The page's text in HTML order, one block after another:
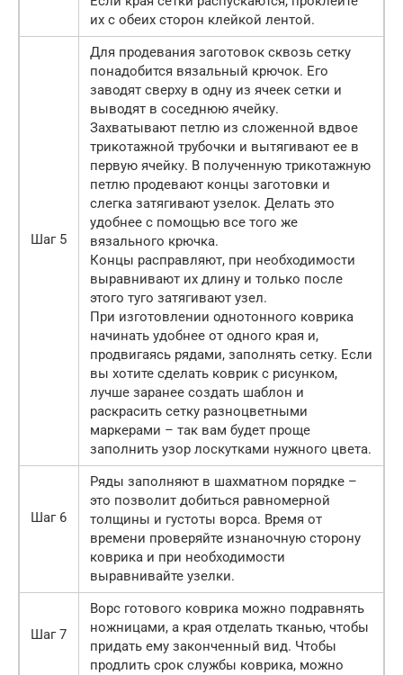
их с обеих сторон клейкой лентой.
Шаг 5
Для продевания заготовок сквозь сетку
понадобится вязальный крючок. Его
заводят сверху в одну из ячеек сетки и
выводят в соседнюю ячейку.
Захватывают петлю из сложенной вдвое
трикотажной трубочки и вытягивают ее в
первую ячейку. В полученную трикотажную
петлю продевают концы заготовки и
слегка затягивают узелок. Делать это
удобнее с помощью все того же
вязального крючка.
Концы расправляют, при необходимости
выравнивают их длину и только после
этого туго затягивают узел.
При изготовлении однотонного коврика
начинать удобнее от одного края и,
продвигаясь рядами, заполнять сетку. Если
вы хотите сделать коврик с рисунком,
лучше заранее создать шаблон и
раскрасить сетку разноцветными
маркерами – так вам будет проще
заполнить узор лоскутками нужного цвета.
Шаг 6
Ряды заполняют в шахматном порядке –
это позволит добиться равномерной
толщины и густоты ворса. Время от
времени проверяйте изнаночную сторону
коврика и при необходимости
выравнивайте узелки.
Шаг 7
Ворс готового коврика можно подравнять
ножницами, а края отделать тканью, чтобы
придать ему законченный вид. Чтобы
продлить срок службы коврика, можно